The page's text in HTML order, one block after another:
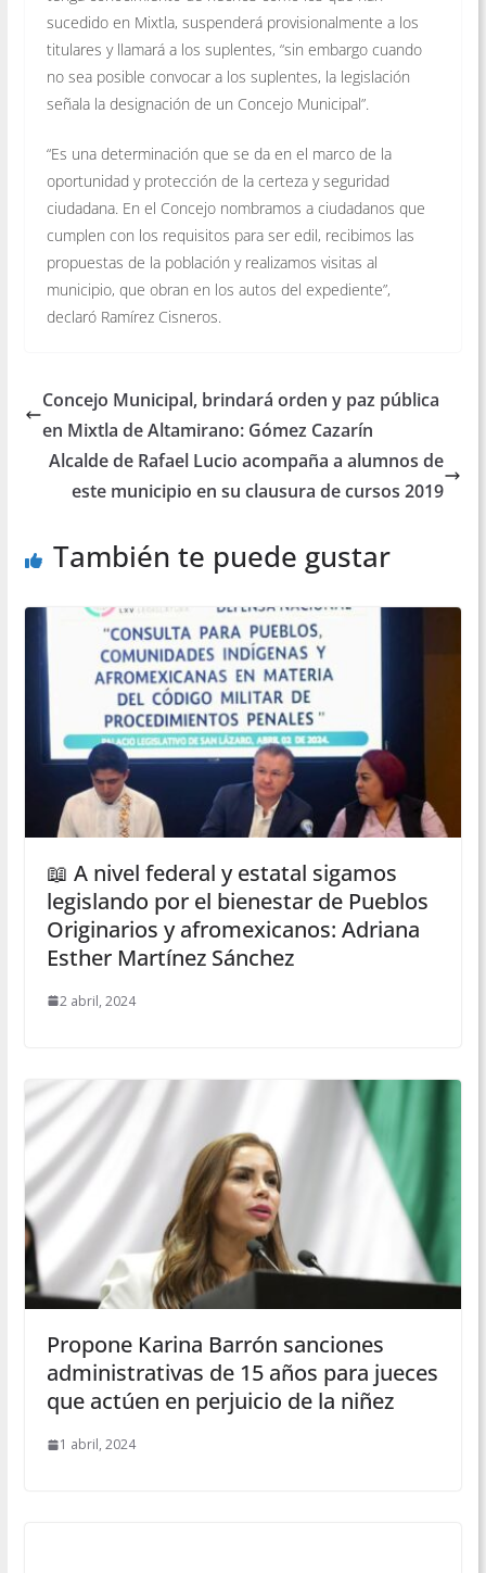
sucedido en Mixtla, suspenderá provisionalmente a los
titulares y llamará a los suplentes, “sin embargo cuando
no sea posible convocar a los suplentes, la legislación
señala la designación de un Concejo Municipal”.
“Es una determinación que se da en el marco de la
oportunidad y protección de la certeza y seguridad
ciudadana. En el Concejo nombramos a ciudadanos que
cumplen con los requisitos para ser edil, recibimos las
propuestas de la población y realizamos visitas al
municipio, que obran en los autos del expediente”,
declaró Ramírez Cisneros.
Concejo Municipal, brindará orden y paz pública
en Mixtla de Altamirano: Gómez Cazarín
Alcalde de Rafael Lucio acompaña a alumnos de
este municipio en su clausura de cursos 2019
También te puede gustar
📖 A nivel federal y estatal sigamos
legislando por el bienestar de Pueblos
Originarios y afromexicanos: Adriana
Esther Martínez Sánchez
2 abril, 2024
Propone Karina Barrón sanciones
administrativas de 15 años para jueces
que actúen en perjuicio de la niñez
1 abril, 2024